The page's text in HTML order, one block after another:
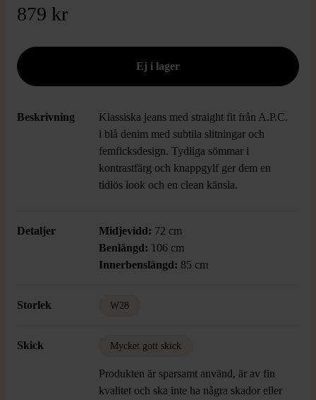
879 kr
Beskrivning
Klassiska jeans med straight fit från A.P.C.
i blå denim med subtila slitningar och
femficksdesign. Tydliga sömmar i
kontrastfärg och knappgylf ger dem en
tidlös look och en clean känsla.
Detaljer Midjevidd: 72 cm
Benlängd: 106 cm
Innerbenslängd: 85 cm
Storlek W28
Skick Mycket gott skick
Produkten är sparsamt använd, är av fin
kvalitet och ska inte ha några skador eller